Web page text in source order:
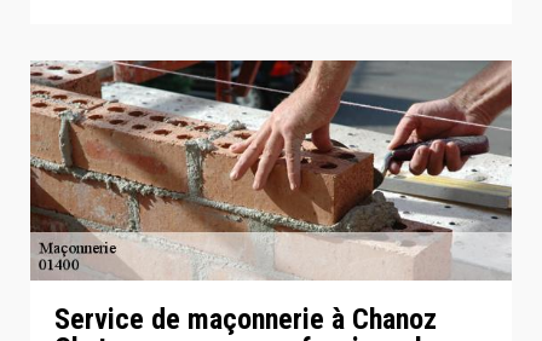
Service de maçonnerie à Chanoz